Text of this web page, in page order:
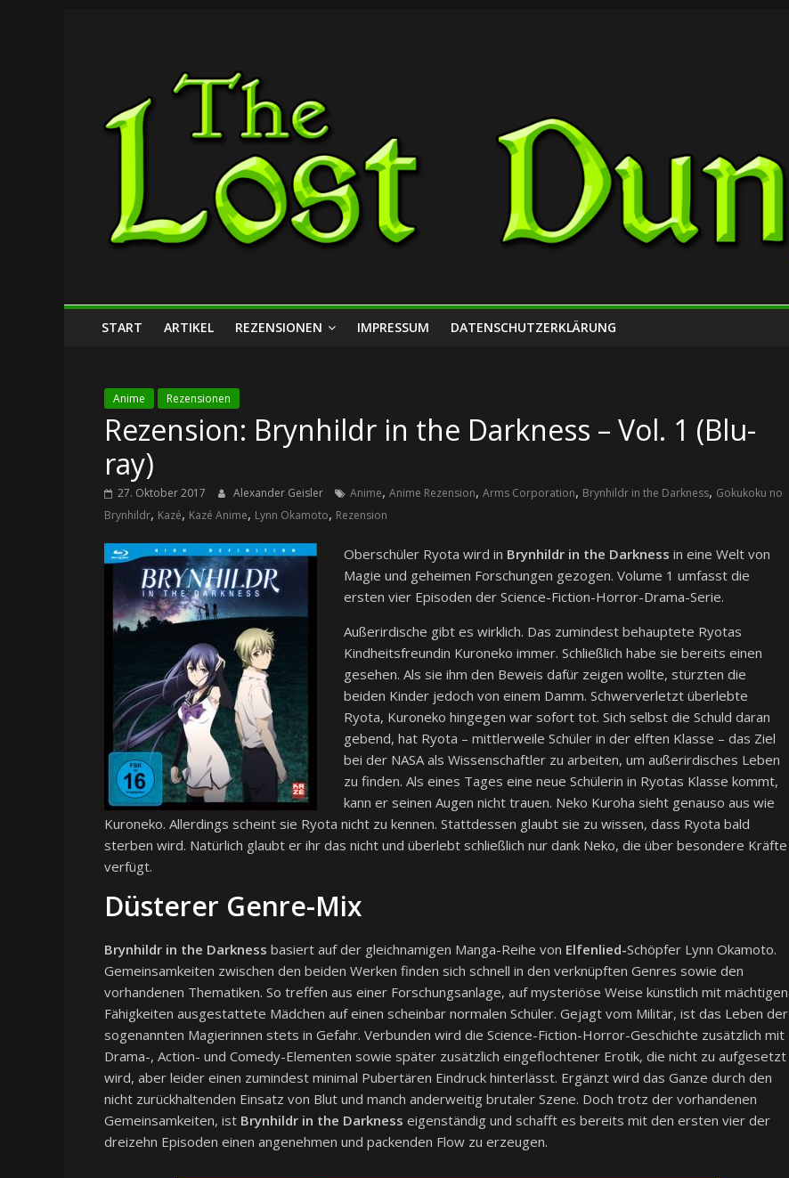
Lost
Dungeon
START ARTIKEL REZENSIONEN IMPRESSUM DATENSCHUTZERKLÄRUNG
Anime Rezensionen
Rezension: Brynhildr in the Darkness – Vol. 1 (Blu-
ray)
27. Oktober 2017 Alexander Geisler Anime, Anime Rezension, Arms Corporation, Brynhildr in the Darkness, Gokukoku no
Brynhildr, Kazé, Kazé Anime, Lynn Okamoto, Rezension
Oberschüler Ryota wird in Brynhildr in the Darkness in eine Welt von
Magie und geheimen Forschungen gezogen. Volume 1 umfasst die
ersten vier Episoden der Science-Fiction-Horror-Drama-Serie.
Außerirdische gibt es wirklich. Das zumindest behauptete Ryotas
Kindheitsfreundin Kuroneko immer. Schließlich habe sie bereits einen
gesehen. Als sie ihm den Beweis dafür zeigen wollte, stürzten die
beiden Kinder jedoch von einem Damm. Schwerverletzt überlebte
Ryota, Kuroneko hingegen war sofort tot. Sich selbst die Schuld daran
gebend, hat Ryota – mittlerweile Schüler in der elften Klasse – das Ziel
bei der NASA als Wissenschaftler zu arbeiten, um außerirdisches Leben
zu finden. Als eines Tages eine neue Schülerin in Ryotas Klasse kommt,
kann er seinen Augen nicht trauen. Neko Kuroha sieht genauso aus wie
Kuroneko. Allerdings scheint sie Ryota nicht zu kennen. Stattdessen glaubt sie zu wissen, dass Ryota bald
sterben wird. Natürlich glaubt er ihr das nicht und überlebt schließlich nur dank Neko, die über besondere Kräfte
verfügt.
Düsterer Genre-Mix
Brynhildr in the Darkness basiert auf der gleichnamigen Manga-Reihe von Elfenlied-Schöpfer Lynn Okamoto.
Gemeinsamkeiten zwischen den beiden Werken finden sich schnell in den verknüpften Genres sowie den
vorhandenen Thematiken. So treffen aus einer Forschungsanlage, auf mysteriöse Weise künstlich mit mächtigen
Fähigkeiten ausgestattete Mädchen auf einen scheinbar normalen Schüler. Gejagt vom Militär, ist das Leben der
sogenannten Magierinnen stets in Gefahr. Verbunden wird die Science-Fiction-Horror-Geschichte zusätzlich mit
Drama-, Action- und Comedy-Elementen sowie später zusätzlich eingeflochtener Erotik, die nicht zu aufgesetzt
wird, aber leider einen zumindest minimal Pubertären Eindruck hinterlässt. Ergänzt wird das Ganze durch den
nicht zurückhaltenden Einsatz von Blut und manch anderweitig brutaler Szene. Doch trotz der vorhandenen
Gemeinsamkeiten, ist Brynhildr in the Darkness eigenständig und schafft es bereits mit den ersten vier der
dreizehn Episoden einen angenehmen und packenden Flow zu erzeugen.